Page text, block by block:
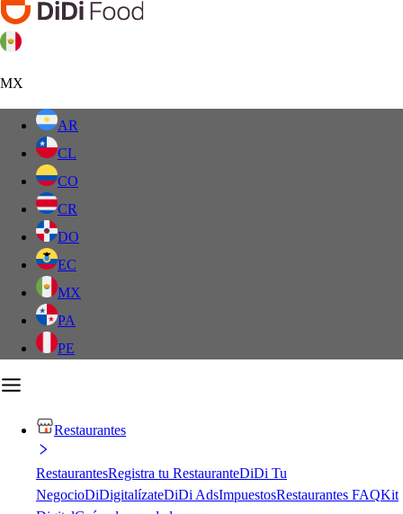
MX
AR
CL
CO
CR
DO
EC
MX
PA
PE
Restaurantes
RestaurantesRegistra tu RestauranteDiDi Tu
NegocioDiDigitalízateDiDi AdsImpuestosRestaurantes FAQKit